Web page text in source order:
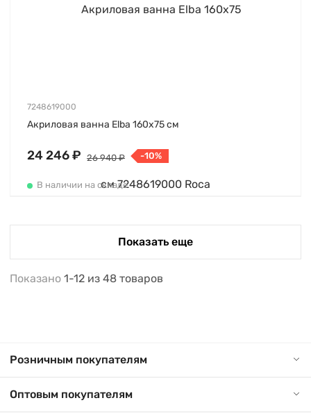
7248619000
Акриловая ванна Elba 160х75 см
24 246 ₽ 26 940 ₽ -10%
В наличии на складе
Показать еще
Показано 1-12 из 48 товаров
Розничным покупателям
Оптовым покупателям